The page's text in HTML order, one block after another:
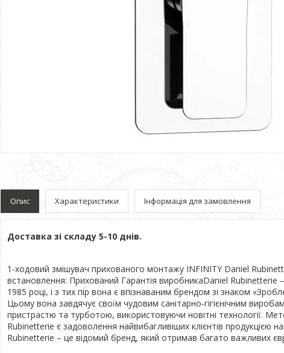
Опис Характеристики Інформація для замовлення
Доставка зі складу 5-10 днів.
1-ходовий змішувач прихованого монтажу INFINITY Daniel
встановлення: Прихований Гарантія виробникаDaniel Rubinetterie
1985 році, і з тих пір вона є впізнаваним брендом зі знаком
Цьому вона завдячує своїм чудовим санітарно-гігієнічним
пристрастю та турботою, використовуючи новітні технології.
Rubinetterie є задоволення найвибагливіших клієнтів продукцією
Rubinetterie – це відомий бренд, який отримав багато важливих